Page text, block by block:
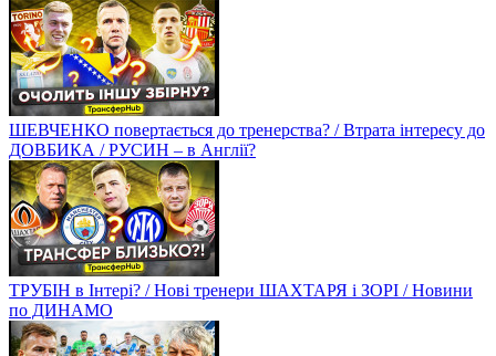
ШЕВЧЕНКО повертається до тренерства? / Втрата інтересу до
ДОВБИКА / РУСИН – в Англії?
ТРУБІН в Інтері? / Нові тренери ШАХТАРЯ і ЗОРІ / Новини
по ДИНАМО